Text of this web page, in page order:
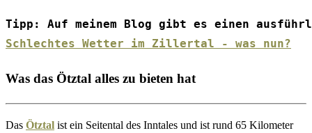
Schlechtes Wetter im Zillertal - was nun?
Was das Ötztal alles zu bieten hat
Das Ötztal ist ein Seitental des Inntales und ist rund 65 Kilometer